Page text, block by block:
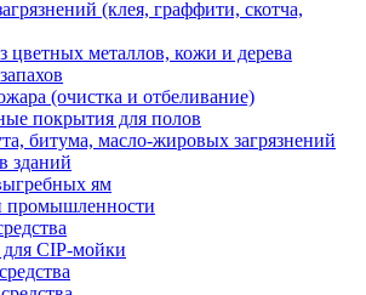
(клея, граффити, скотча,
цветных металлов, кожи и дерева
(очистка и отбеливание)
покрытия для полов
битума, масло-жировых загрязнений
зданий
ям
промышленности
CIP-мойки